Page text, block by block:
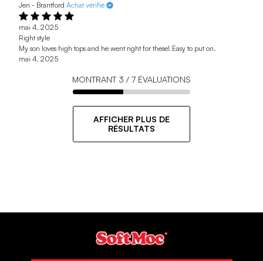
Jen - Brantford Achat vérifié
mai 4, 2025
Right style
My son loves high tops and he went right for these! Easy to put on.
mai 4, 2025
MONTRANT 3 / 7 ÉVALUATIONS
AFFICHER PLUS DE
RÉSULTATS